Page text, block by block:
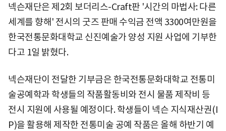
넥슨재단은 제2회 보더리스-Craft판 '시간의 마법사: 다른
세계를 향해' 전시의 굿즈 판매 수익금 전액 3300여만원을
한국전통문화대학교 신진예술가 양성 지원 사업에 기부한
다고 1일 밝혔다.
넥슨재단이 전달한 기부금은 한국전통문화대학교 전통미
술공예학과 학생들의 작품활동비와 전시 물품 제작비 등
전시 지원에 사용될 예정이다. 학생들이 넥슨 지식재산권(I
P)을 활용해 제작한 전통미술 공예 작품은 올해 하반기 예